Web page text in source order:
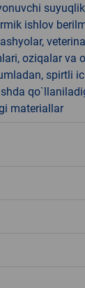
ishlov
oziqalar va
spirtli
materiallar